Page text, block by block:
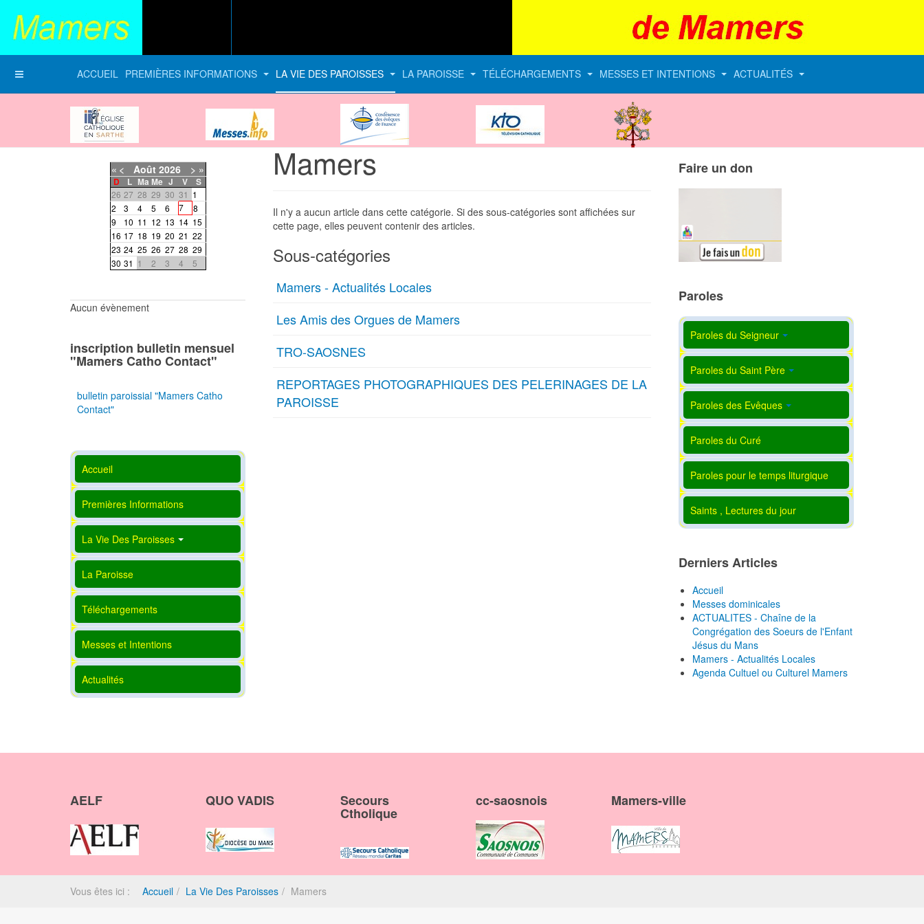
ACCUEIL PREMIÈRES INFORMATIONS LA VIE DES PAROISSES LA PAROISSE TÉLÉCHARGEMENTS MESSES ET INTENTIONS ACTUALITÉS
Mamers
Il n'y a aucun article dans cette catégorie. Si des sous-catégories sont affichées sur
cette page, elles peuvent contenir des articles.
Sous-catégories
Mamers - Actualités Locales
Les Amis des Orgues de Mamers
TRO-SAOSNES
REPORTAGES PHOTOGRAPHIQUES DES PELERINAGES DE LA
PAROISSE
« < Août 2026 > »
D L Ma Me J V S
26 27 28 29 30 31 1
2
3 4 5 6 7
8
9
10 11 12 13 14 15
16 17 18 19 20 21 22
23 24 25 26 27 28 29
30 31 1 2 3 4 5
Aucun évènement
inscription bulletin mensuel
"Mamers Catho Contact"
bulletin paroissial "Mamers Catho
Contact"
Accueil
Premières Informations
La Vie Des Paroisses
La Paroisse
Téléchargements
Messes et Intentions
Actualités
Faire un don
Paroles
Paroles du Seigneur
Paroles du Saint Père
Paroles des Evêques
Paroles du Curé
Paroles pour le temps liturgique
Saints , Lectures du jour
Derniers Articles
Accueil
Messes dominicales
ACTUALITES - Chaîne de la
Congrégation des Soeurs de l'Enfant
Jésus du Mans
Mamers - Actualités Locales
Agenda Cultuel ou Culturel Mamers
AELF QUO VADIS Secours
Ctholique
cc-saosnois Mamers-ville
Vous êtes ici : Accueil La Vie Des Paroisses Mamers